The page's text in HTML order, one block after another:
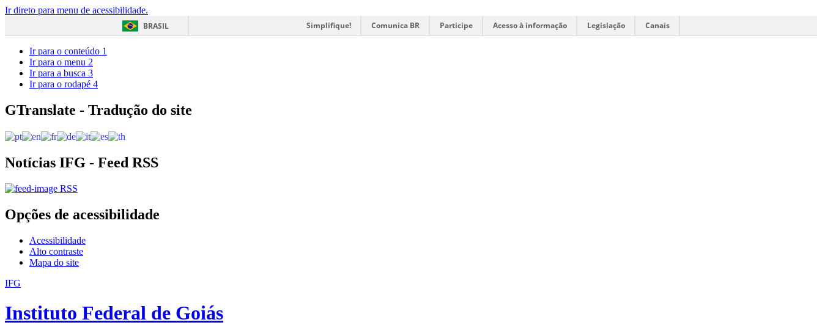
Ir direto para menu de acessibilidade.
BRASIL
Simplifique! Comunica BR Participe Acesso à informação Legislação Canais
Ir para o conteúdo 1
Ir para o menu 2
Ir para a busca 3
Ir para o rodapé 4
GTranslate - Tradução do site
Notícias IFG - Feed RSS
RSS
Opções de acessibilidade
Acessibilidade
Alto contraste
Mapa do site
IFG
Instituto Federal de Goiás